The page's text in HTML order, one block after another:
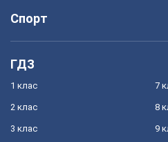
Спорт
ГДЗ
1 клас
2 клас
3 клас
7
8
9